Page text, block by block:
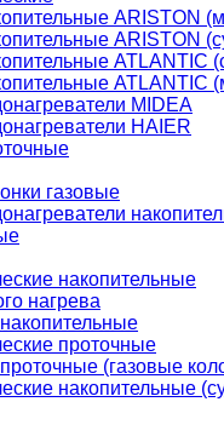
ARISTON
ARISTON
ATLANTIC
ATLANTIC
MIDEA
HAIER
газовые
накопительные
нагрева
проточные
(газовые
накопительные